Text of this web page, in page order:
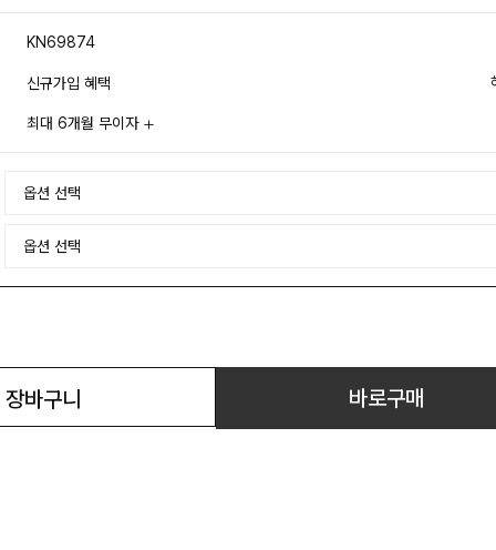
KN69874
신규가입 혜택
최대 6개월 무이자
장바구니 바로구매